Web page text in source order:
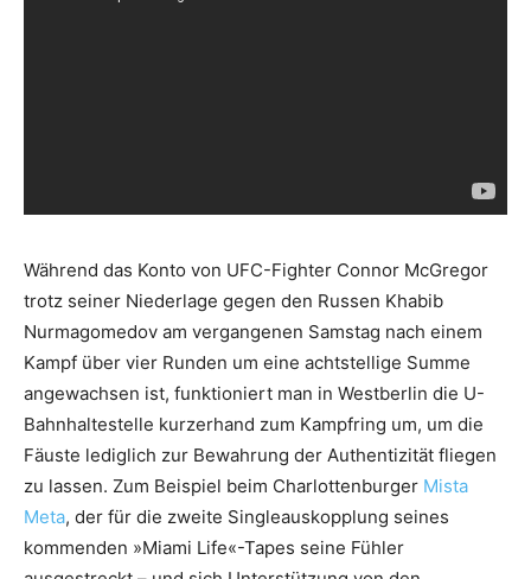
Während das Konto von UFC-Fighter Connor McGregor
trotz seiner Niederlage gegen den Russen Khabib
Nurmagomedov am vergangenen Samstag nach einem
Kampf über vier Runden um eine achtstellige Summe
angewachsen ist, funktioniert man in Westberlin die U-
Bahnhaltestelle kurzerhand zum Kampfring um, um die
Fäuste lediglich zur Bewahrung der Authentizität fliegen
zu lassen. Zum Beispiel beim Charlottenburger Mista
Meta, der für die zweite Singleauskopplung seines
kommenden »Miami Life«-Tapes seine Fühler